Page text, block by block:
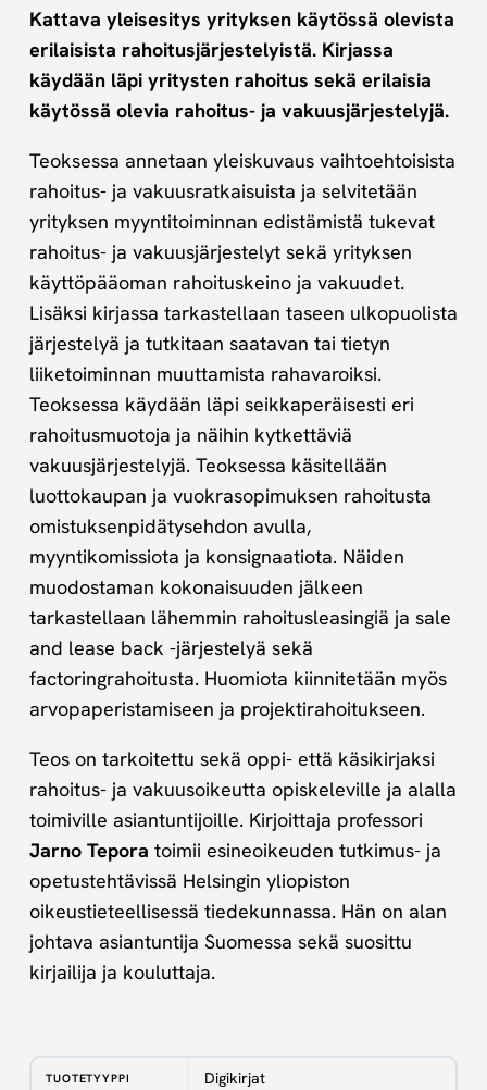
Kattava yleisesitys yrityksen käytössä olevista
erilaisista rahoitusjärjestelyistä. Kirjassa
käydään läpi yritysten rahoitus sekä erilaisia
käytössä olevia rahoitus- ja vakuusjärjestelyjä.
Teoksessa annetaan yleiskuvaus vaihtoehtoisista
rahoitus- ja vakuusratkaisuista ja selvitetään
yrityksen myyntitoiminnan edistämistä tukevat
rahoitus- ja vakuusjärjestelyt sekä yrityksen
käyttöpääoman rahoituskeino ja vakuudet.
Lisäksi kirjassa tarkastellaan taseen ulkopuolista
järjestelyä ja tutkitaan saatavan tai tietyn
liiketoiminnan muuttamista rahavaroiksi.
Teoksessa käydään läpi seikkaperäisesti eri
rahoitusmuotoja ja näihin kytkettäviä
vakuusjärjestelyjä. Teoksessa käsitellään
luottokaupan ja vuokrasopimuksen rahoitusta
omistuksenpidätysehdon avulla,
myyntikomissiota ja konsignaatiota. Näiden
muodostaman kokonaisuuden jälkeen
tarkastellaan lähemmin rahoitusleasingiä ja sale
and lease back -järjestelyä sekä
factoringrahoitusta. Huomiota kiinnitetään myös
arvopaperistamiseen ja projektirahoitukseen.
Teos on tarkoitettu sekä oppi- että käsikirjaksi
rahoitus- ja vakuusoikeutta opiskeleville ja alalla
toimiville asiantuntijoille. Kirjoittaja professori
Jarno Tepora toimii esineoikeuden tutkimus- ja
opetustehtävissä Helsingin yliopiston
oikeustieteellisessä tiedekunnassa. Hän on alan
johtava asiantuntija Suomessa sekä suosittu
kirjailija ja kouluttaja.
TUOTETYYPPI Digikirjat